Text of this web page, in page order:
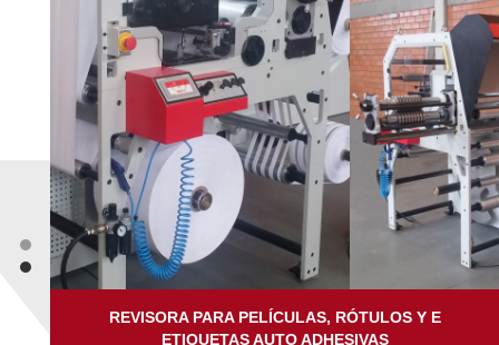
REVISORA PARA PELÍCULAS, RÓTULOS Y E
ETIQUETAS AUTO ADHESIVAS